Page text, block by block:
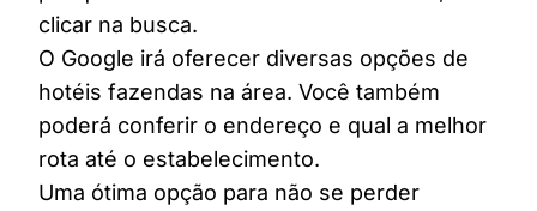
clicar na busca.
O Google irá oferecer diversas opções de
hotéis fazendas na área. Você também
poderá conferir o endereço e qual a melhor
rota até o estabelecimento.
Uma ótima opção para não se perder